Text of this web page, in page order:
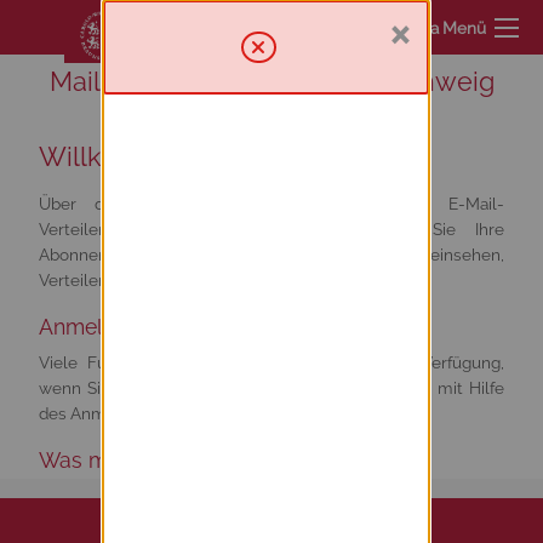
Sympa Menü
Mailinglist service TU Braunschweig
Willkommen
Über diesen Server haben Sie Zugriff zur E-Mail-
Verteilerumgebung. Von hier aus können Sie Ihre
Abonnements verwalten oder abbestellen, Archive einsehen,
Verteiler verwalten und moderieren.
Anmelden
Viele Funktionen von Sympa stehen erst zur Verfügung,
wenn Sie sich angemeldet haben. Loggen Sie sich mit Hilfe
des Anmeldeformulars im Menü oben rechts ein.
Was möchten Sie tun?
×